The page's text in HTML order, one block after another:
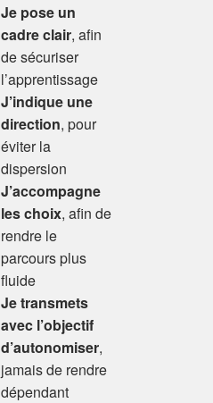
Je pose un
cadre clair, afin
de sécuriser
l’apprentissage
J’indique une
direction, pour
éviter la
dispersion
J’accompagne
les choix, afin de
rendre le
parcours plus
fluide
Je transmets
avec l’objectif
d’autonomiser,
jamais de rendre
dépendant